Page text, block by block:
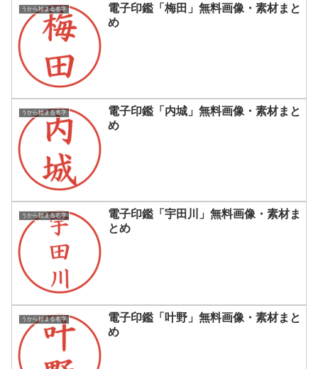
うから始まる名字
電子印鑑「梅田」無料画像・素材まと
め
うから始まる名字
電子印鑑「内城」無料画像・素材まと
め
うから始まる名字
電子印鑑「宇田川」無料画像・素材ま
とめ
うから始まる名字
電子印鑑「叶野」無料画像・素材まと
め